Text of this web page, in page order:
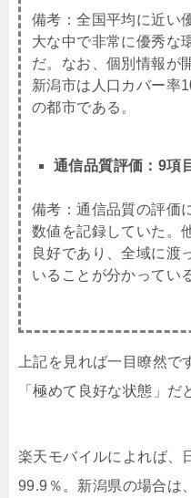
備考：全国平均に近い
大な中で非常に優秀な
だ。なお、個別情報が
新潟市は人口カバー率
の都市である。
通信品質評価：9項
備考：通信品質の評価
数値を記録していた。
良好であり、全域に渡
いることが分かってい
上記を見れば一目瞭然
「極めて良好な状態」だ
楽天モバイルによれば、
99.9％。新潟県の場合は